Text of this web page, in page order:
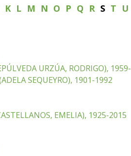
K L M N O P Q R S T U
URZÚA, RODRIGO), 1959-
SEQUEYRO), 1901-1992
EMELIA), 1925-2015